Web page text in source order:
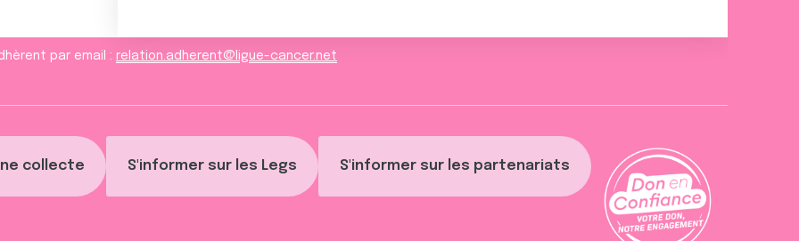
collecte S'informer sur les Legs S'informer sur les partenariats
par email : relation.adherent@ligue-cancer.net